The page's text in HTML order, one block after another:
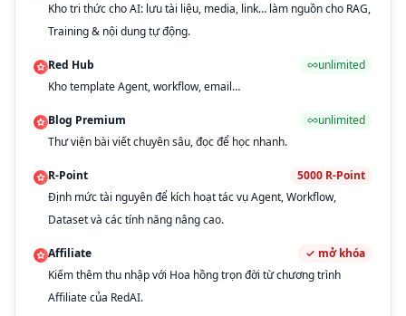
Kho tri thức cho AI: lưu tài liệu, media, link… làm nguồn cho RAG,
Training & nội dung tự động.
Red Hub
unlimited
Kho template Agent, workflow, email…
Blog Premium
unlimited
Thư viện bài viết chuyên sâu, đọc để học nhanh.
R-Point 5000 R-Point
Định mức tài nguyên để kích hoạt tác vụ Agent, Workflow,
Dataset và các tính năng nâng cao.
Affiliate ✓ mở khóa
Kiếm thêm thu nhập với Hoa hồng trọn đời từ chương trình
Affiliate của RedAI.